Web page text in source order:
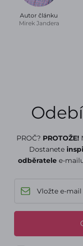
Autor článku
Mirek Jandera
PROČ? PROTOŽE!
Dostanete
odběratelee-